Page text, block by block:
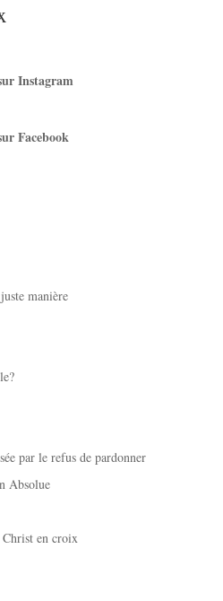
Instagram
Facebook
manière
par le refus de pardonner
Absolue
Christ en croix